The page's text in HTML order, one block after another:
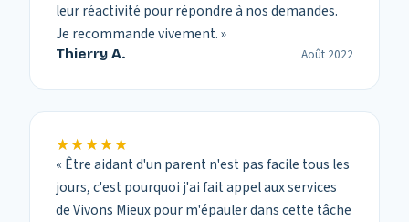
leur réactivité pour répondre à nos demandes.
Je recommande vivement.»
Thierry A. Août 2022
★★★★★
★★★★★
« Être aidant d'un parent n'est pas facile tous les
jours, c'est pourquoi j'ai fait appel aux services
de Vivons Mieux pour m'épauler dans cette tâche